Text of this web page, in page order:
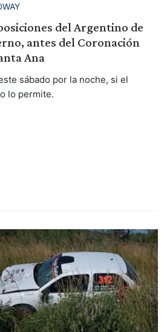
del Argentino de
antes del Coronación
Ana
sábado por la noche, si el
lo permite.